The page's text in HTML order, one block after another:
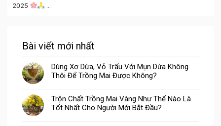
2025
Bài viết mới nhất
Dùng Xơ Dừa, Vỏ Trấu Với Mụn Dừa Không
Thôi Để Trồng Mai Được Không?
Trộn Chất Trồng Mai Vàng Như Thế Nào Là
Tốt Nhất Cho Người Mới Bắt Đầu?